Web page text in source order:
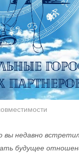
вы недавно
будущее